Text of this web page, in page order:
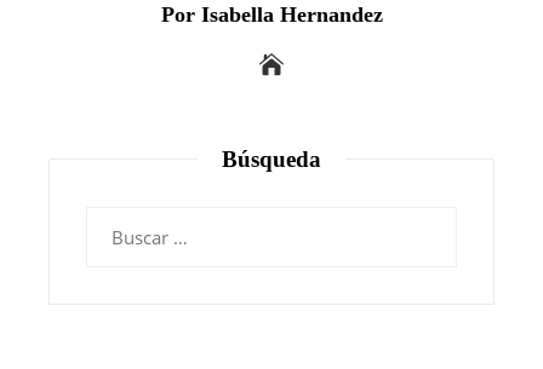
Por Isabella Hernandez
Búsqueda